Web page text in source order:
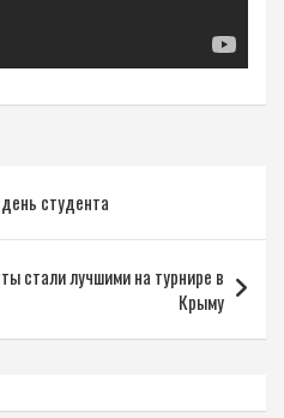
студента
стали лучшими на турнире в
Крыму